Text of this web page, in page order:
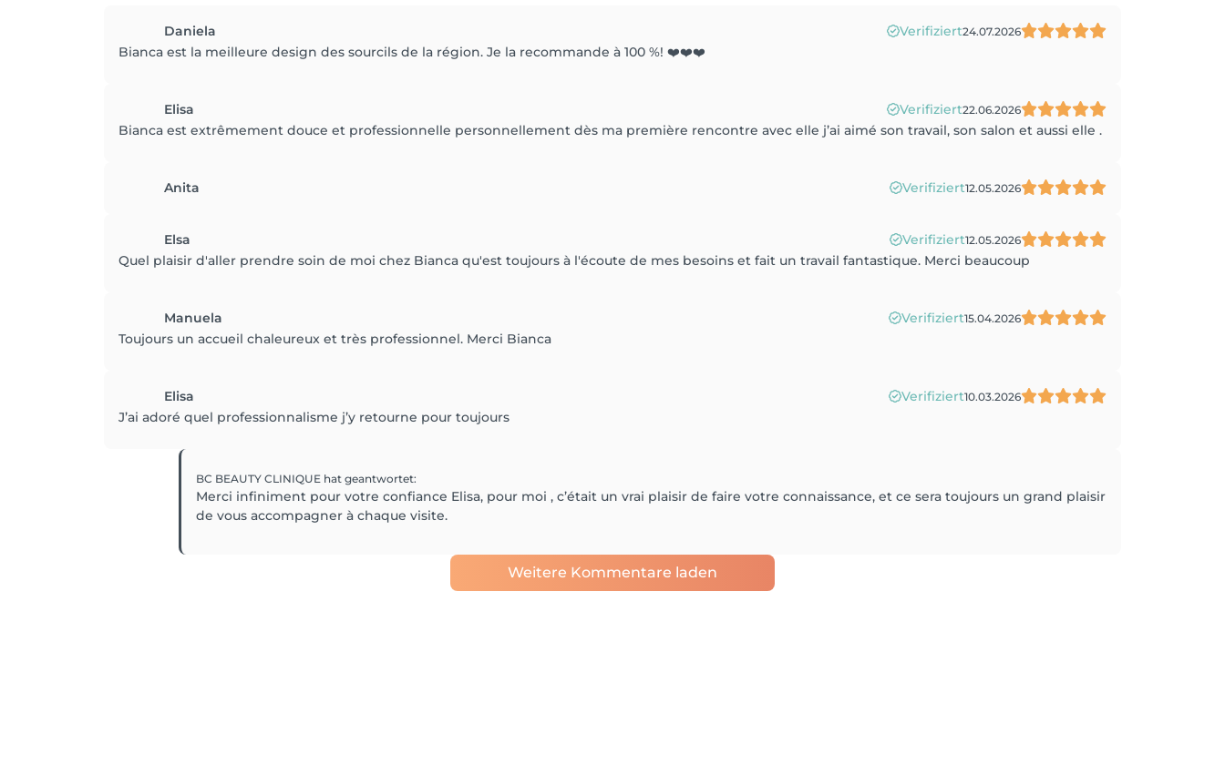
Daniela Verifiziert24.07.2026
Bianca est la meilleure design des sourcils de la région. Je la recommande à 100 %! ❤️❤️❤️
Elisa Verifiziert22.06.2026
Bianca est extrêmement douce et professionnelle personnellement dès ma première rencontre avec elle j’ai aimé son travail, son salon et aussi elle .
Anita Verifiziert12.05.2026
Elsa Verifiziert12.05.2026
Quel plaisir d'aller prendre soin de moi chez Bianca qu'est toujours à l'écoute de mes besoins et fait un travail fantastique. Merci beaucoup
Manuela Verifiziert15.04.2026
Toujours un accueil chaleureux et très professionnel. Merci Bianca
Elisa Verifiziert10.03.2026
J’ai adoré quel professionnalisme j’y retourne pour toujours
BC BEAUTY CLINIQUE hat geantwortet:
Merci infiniment pour votre confiance Elisa, pour moi , c’était un vrai plaisir de faire votre connaissance, et ce sera toujours un grand plaisir
de vous accompagner à chaque visite.
Weitere Kommentare laden